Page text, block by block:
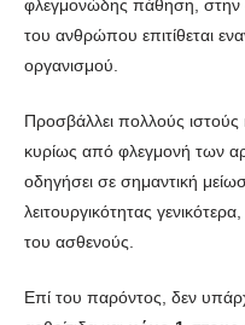
φλεγμονώδης πάθηση, στην
του ανθρώπου επιτίθεται
οργανισμού.
Προσβάλλει πολλούς ιστούς
κυρίως από φλεγμονή των
οδηγήσει σε σημαντική
λειτουργικότητας
του ασθενούς.
Επί του παρόντος, δεν